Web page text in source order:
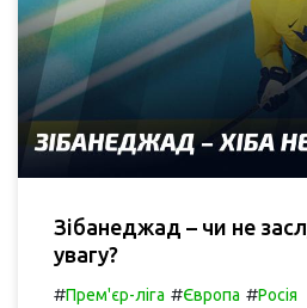
Зібанеджад – чи не
увагу?
#Прем'єр-ліга #Європа #Росія